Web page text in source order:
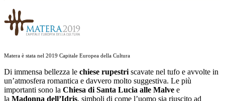
Matera è stata nel 2019 Capitale Europea della Cultura
Di immensa bellezza le chiese rupestri scavate nel tufo e avvolte in
un’atmosfera romantica e davvero molto suggestiva. Le più
importanti sono la Chiesa di Santa Lucia alle Malve e
la Madonna dell’Idris, simboli di come l’uomo sia riuscito ad